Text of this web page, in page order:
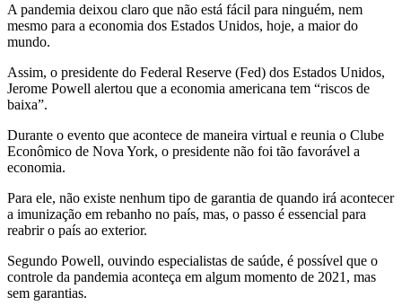
A pandemia deixou claro que não está fácil para ninguém, nem
mesmo para a economia dos Estados Unidos, hoje, a maior do
mundo.
Assim, o presidente do Federal Reserve (Fed) dos Estados Unidos,
Jerome Powell alertou que a economia americana tem “riscos de
baixa”.
Durante o evento que acontece de maneira virtual e reunia o Clube
Econômico de Nova York, o presidente não foi tão favorável a
economia.
Para ele, não existe nenhum tipo de garantia de quando irá acontecer
a imunização em rebanho no país, mas, o passo é essencial para
reabrir o país ao exterior.
Segundo Powell, ouvindo especialistas de saúde, é possível que o
controle da pandemia aconteça em algum momento de 2021, mas
sem garantias.